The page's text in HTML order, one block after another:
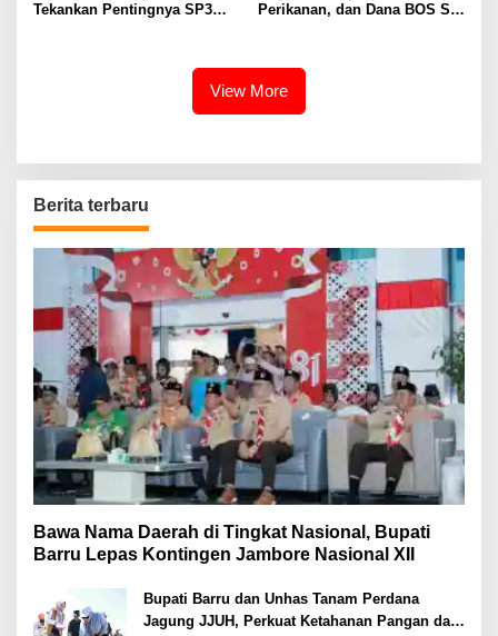
Tekankan Pentingnya SP3
Perikanan, dan Dana BOS SD
View More
Berita terbaru
Bawa Nama Daerah di Tingkat Nasional, Bupati
Barru Lepas Kontingen Jambore Nasional XII
Bupati Barru dan Unhas Tanam Perdana
Jagung JJUH, Perkuat Ketahanan Pangan dan